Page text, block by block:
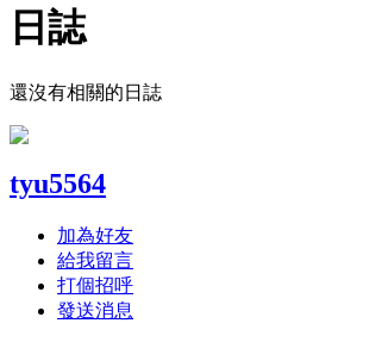
日誌
還沒有相關的日誌
tyu5564
加為好友
給我留言
打個招呼
發送消息